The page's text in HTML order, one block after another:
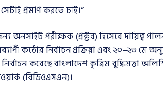
প্রমাণ করতে চাই।”
অনসাইট পরীক্ষক (প্রক্টর) হিসেবে
কঠোর নির্বাচন প্রক্রিয়া এবং ২০–২৩ মে
করেছে বাংলাদেশ কৃত্রিম বুদ্ধিমত্তা
(বিডিওএসএন)।